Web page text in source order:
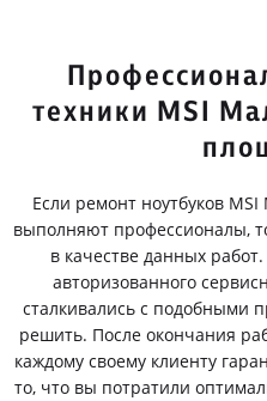
техники MSI
Если ремонт ноутбуков
выполняют профессионалы,
в качестве данных
авторизованного
сталкивались с подобными
решить. После окончания
каждому своему клиенту
то, что вы потратили